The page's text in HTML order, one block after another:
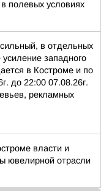
полевых условиях
в отдельных
усиление западного
в Костроме и по
до 22:00 07.08.26г.
рекламных
власти и
ювелирной отрасли